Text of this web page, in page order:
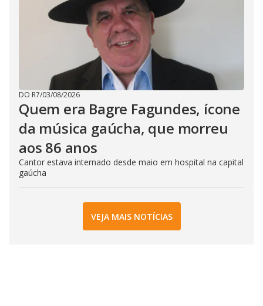
DO R7/03/08/2026
Quem era Bagre Fagundes, ícone
da música gaúcha, que morreu
aos 86 anos
Cantor estava internado desde maio em hospital na capital
gaúcha
VEJA MAIS NOTÍCIAS